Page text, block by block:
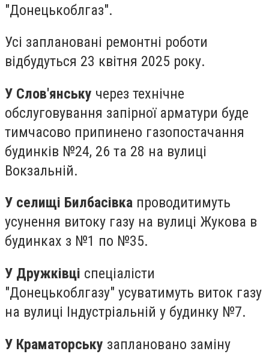
"Донецькоблгаз".
Усі заплановані ремонтні роботи
відбудуться 23 квітня 2025 року.
У Слов'янську через технічне
обслуговування запірної арматури буде
тимчасово припинено газопостачання
будинків №24, 26 та 28 на вулиці
Вокзальній.
У селищі Билбасівка проводитимуть
усунення витоку газу на вулиці Жукова в
будинках з №1 по №35.
У Дружківці спеціалісти
"Донецькоблгазу" усуватимуть виток газу
на вулиці Індустріальній у будинку №7.
У Краматорську заплановано заміну